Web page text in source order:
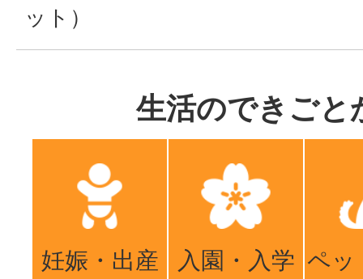
ット）
生活のできごと
妊娠・出産 入園・入学 ペッ